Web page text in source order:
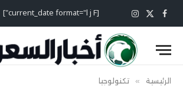
فيسبوك
X
(Twitter)
الانستغرام [current_date format="l j F"]
الرئيسية » تكنولوجيا